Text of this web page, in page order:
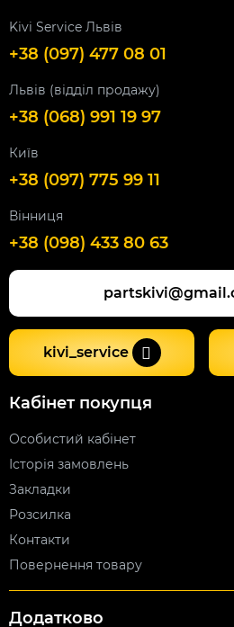
Kivi Service Львів
+38 (097) 477 08 01
Львів (відділ продажу)
+38 (068) 991 19 97
Київ
+38 (097) 775 99 11
Вінниця
+38 (098) 433 80 63
kivi_service
Кабінет покупця
Особистий кабінет
Історія замовлень
Закладки
Розсилка
Контакти
Повернення товару
Додатково